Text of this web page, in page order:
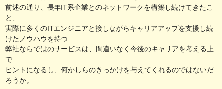
前述の通り、長年IT系企業とのネットワークを構築し続けてきたこ
と、
実際に多くのITエンジニアと接しながらキャリアアップを支援し続
けたノウハウを持つ
弊社ならではのサービスは、間違いなく今後のキャリアを考える上
で
ヒントになるし、何かしらのきっかけを与えてくれるのではないだ
ろうか。